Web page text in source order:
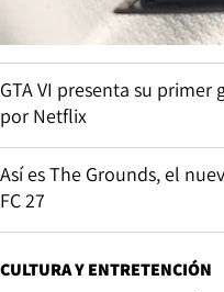
GTA VI presenta su
por Netflix
Así es The Grounds, el
FC 27
CULTURA Y ENTRETENCIÓN